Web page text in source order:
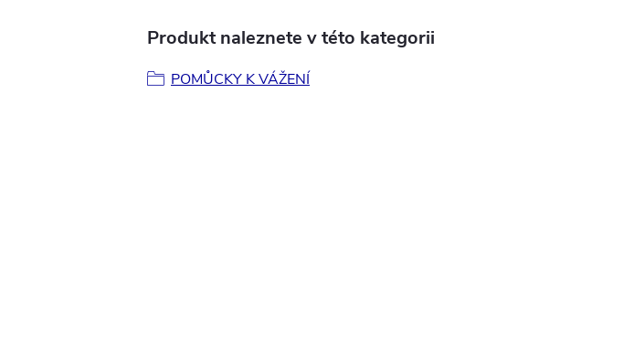
Produkt naleznete v této kategorii
POMŮCKY K VÁŽENÍ